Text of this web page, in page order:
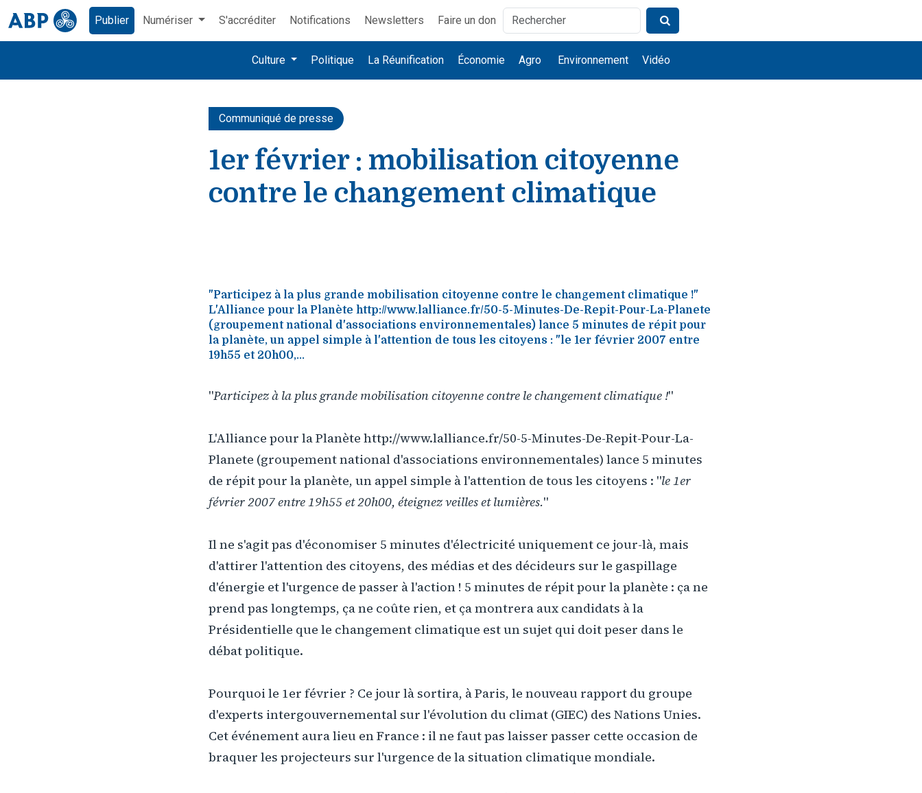
Publier Numériser S'accréditer Notifications Newsletters Faire un don
Culture Politique La Réunification Économie Agro Environnement Vidéo
Communiqué de presse
1er février : mobilisation citoyenne
contre le changement climatique
"Participez à la plus grande mobilisation citoyenne contre le changement climatique !"
L'Alliance pour la Planète http://www.lalliance.fr/50-5-Minutes-De-Repit-Pour-La-Planete
(groupement national d'associations environnementales) lance 5 minutes de répit pour
la planète, un appel simple à l'attention de tous les citoyens : "le 1er février 2007 entre
19h55 et 20h00,...
"Participez à la plus grande mobilisation citoyenne contre le changement climatique !"
L'Alliance pour la Planète http://www.lalliance.fr/50-5-Minutes-De-Repit-Pour-La-
Planete (groupement national d'associations environnementales) lance 5 minutes
de répit pour la planète, un appel simple à l'attention de tous les citoyens : "le 1er
février 2007 entre 19h55 et 20h00, éteignez veilles et lumières."
Il ne s'agit pas d'économiser 5 minutes d'électricité uniquement ce jour-là, mais
d'attirer l'attention des citoyens, des médias et des décideurs sur le gaspillage
d'énergie et l'urgence de passer à l'action ! 5 minutes de répit pour la planète : ça ne
prend pas longtemps, ça ne coûte rien, et ça montrera aux candidats à la
Présidentielle que le changement climatique est un sujet qui doit peser dans le
débat politique.
Pourquoi le 1er février ? Ce jour là sortira, à Paris, le nouveau rapport du groupe
d'experts intergouvernemental sur l'évolution du climat (GIEC) des Nations Unies.
Cet événement aura lieu en France : il ne faut pas laisser passer cette occasion de
braquer les projecteurs sur l'urgence de la situation climatique mondiale.